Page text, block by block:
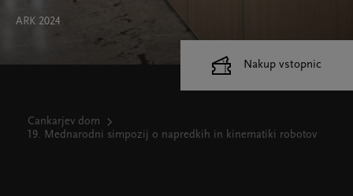
ARK 2024
Cankarjev dom
19. Mednarodni simpozij o napredkih in kinematiki robotov
Nakup vstopnic